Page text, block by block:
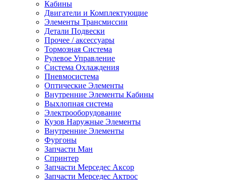
Кабины
Двигатели и Комплектующие
Элементы Трансмиссии
Детали Подвески
Прочее / аксессуары
Тормозная Система
Рулевое Управление
Система Охлаждения
Пневмосистема
Оптические Элементы
Внутренние Элементы Кабины
Выхлопная система
Электрооборудование
Кузов Наружные Элементы
Внутренние Элементы
Фургоны
Запчасти Ман
Спринтер
Запчасти Мерседес Аксор
Запчасти Мерседес Актрос